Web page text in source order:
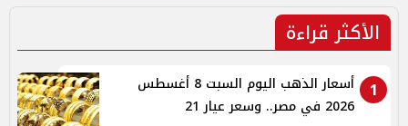
الأكثر قراءة
1
أسعار الذهب اليوم السبت 8 أغسطس
2026 في مصر.. وسعر عيار 21